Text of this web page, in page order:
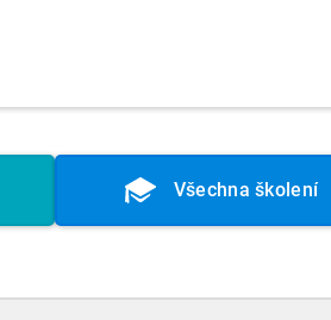
Všechna školení